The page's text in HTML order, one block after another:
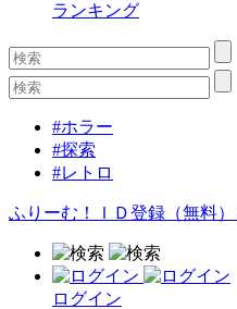
ランキング
#ホラー
#探索
#レトロ
ふりーむ！ＩＤ登録（無料）
ログイン